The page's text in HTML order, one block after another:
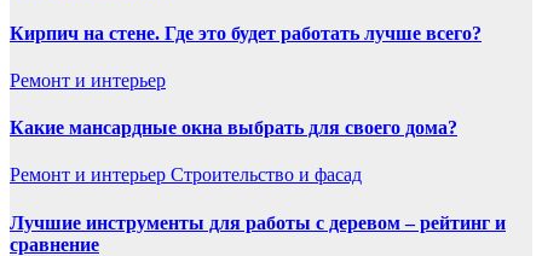
Кирпич на стене. Где это будет работать лучше всего?
Ремонт и интерьер
Какие мансардные окна выбрать для своего дома?
Ремонт и интерьер Строительство и фасад
Лучшие инструменты для работы с деревом – рейтинг и
сравнение